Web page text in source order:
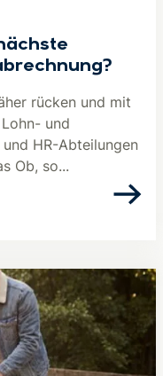
rücken und mit
und
HR-Abteilungen
Ob, so...